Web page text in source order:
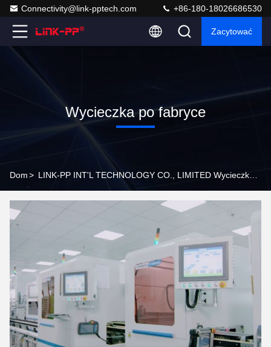
Connectivity@link-pptech.com +86-180-18026686530
Zacytować
Wycieczka po fabryce
Dom>